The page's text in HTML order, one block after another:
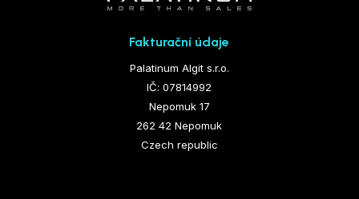
Fakturační údaje
Palatinum Algit s.r.o.
IČ: 07814992
Nepomuk 17
262 42 Nepomuk
Czech republic